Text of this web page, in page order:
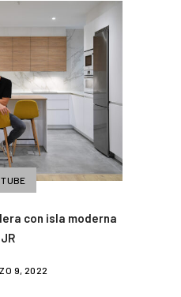
con isla moderna
9, 2022